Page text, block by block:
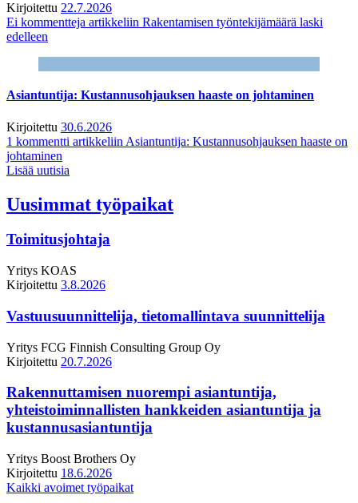
Kirjoitettu 22.7.2026
Ei kommentteja artikkeliin Rakentamisen työntekijämäärä laski
edelleen
Asiantuntija: Kustannusohjauksen haaste on johtaminen
Kirjoitettu 30.6.2026
1 kommentti artikkeliin Asiantuntija: Kustannusohjauksen haaste on
johtaminen
Lisää uutisia
Uusimmat työpaikat
Toimitusjohtaja
Yritys KOAS
Kirjoitettu 3.8.2026
Vastuusuunnittelija, tietomallintava suunnittelija
Yritys FCG Finnish Consulting Group Oy
Kirjoitettu 20.7.2026
Rakennuttamisen nuorempi asiantuntija,
yhteistoiminnallisten hankkeiden asiantuntija ja
kustannusasiantuntija
Yritys Boost Brothers Oy
Kirjoitettu 18.6.2026
Kaikki avoimet työpaikat